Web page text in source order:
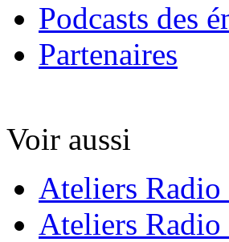
Podcasts des
Partenaires
Voir aussi
Ateliers Radio
Ateliers Radio